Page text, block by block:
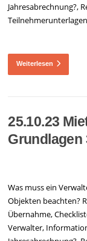
Jahresabrechnung?,
Weiterlesen
25.10.23
Grundlagen
Was muss ein
Objekten beachten?
Übernahme,
Verwalter,